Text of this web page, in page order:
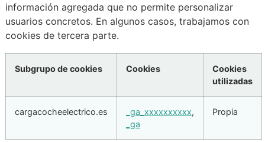
información agregada que no permite personalizar
usuarios concretos. En algunos casos, trabajamos con
cookies de tercera parte.
Subgrupo de cookies Cookies
Cookies
utilizadas
cargacocheelectrico.es _ga_xxxxxxxxxx,
_ga
Propia